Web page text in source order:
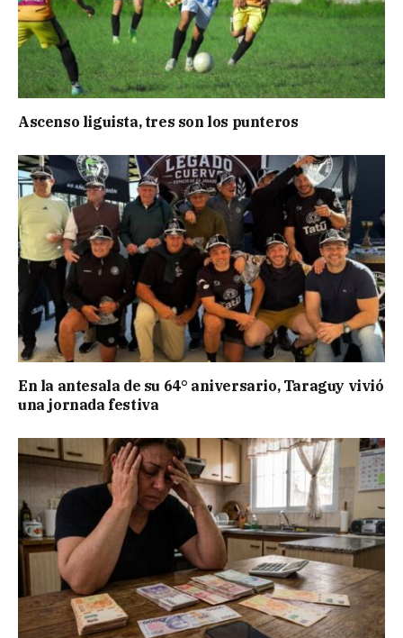
Ascenso liguista, tres son los punteros
En la antesala de su 64° aniversario, Taraguy vivió
una jornada festiva